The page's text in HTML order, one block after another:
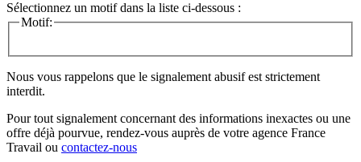
Sélectionnez un motif dans la liste ci-dessous :
Motif:
Nous vous rappelons que le signalement abusif est strictement
interdit.
Pour tout signalement concernant des informations inexactes ou une
offre déjà pourvue, rendez-vous auprès de votre agence France
Travail ou contactez-nous